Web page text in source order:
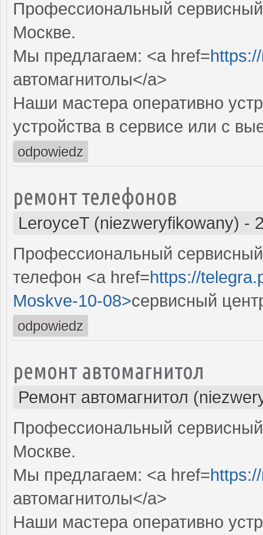
Профессиональный
Москве.
Мы предлагаем: <a href=
автомагнитолы</a>
Наши мастера оперативно
устройства в сервисе или с
odpowiedz
ремонт телефонов
LeroyceT (niezweryfikowany) -
Профессиональный
телефон <a href=https://
Moskve-10-08>сервисный
odpowiedz
ремонт автомагнитол
Ремонт автомагнитол
Профессиональный
Москве.
Мы предлагаем: <a href=
автомагнитолы</a>
Наши мастера оперативно